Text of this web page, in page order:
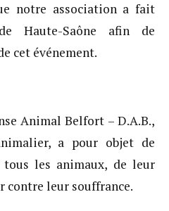
notre association a fait
Haute-Saône afin de
cet événement.
Animal Belfort – D.A.B.,
a pour objet de
les animaux, de leur
contre leur souffrance.